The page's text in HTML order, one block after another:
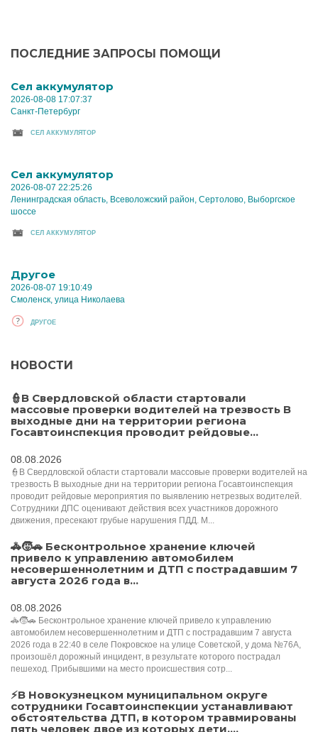
ПОСЛЕДНИЕ ЗАПРОСЫ ПОМОЩИ
Cел аккумулятор
2026-08-08 17:07:37
Санкт-Петербург
CЕЛ АККУМУЛЯТОР
Cел аккумулятор
2026-08-07 22:25:26
Ленинградская область, Всеволожский район, Сертолово, Выборгское
шоссе
CЕЛ АККУМУЛЯТОР
Другое
2026-08-07 19:10:49
Смоленск, улица Николаева
ДРУГОЕ
НОВОСТИ
👮В Свердловской области стартовали
массовые проверки водителей на трезвость В
выходные дни на территории региона
Госавтоинспекция проводит рейдовые...
08.08.2026
👮В Свердловской области стартовали массовые проверки водителей на
трезвость В выходные дни на территории региона Госавтоинспекция
проводит рейдовые мероприятия по выявлению нетрезвых водителей.
Сотрудники ДПС оценивают действия всех участников дорожного
движения, пресекают грубые нарушения ПДД. М...
🚓🧒🚗 Бесконтрольное хранение ключей
привело к управлению автомобилем
несовершеннолетним и ДТП с пострадавшим 7
августа 2026 года в...
08.08.2026
🚓🧒🚗 Бесконтрольное хранение ключей привело к управлению
автомобилем несовершеннолетним и ДТП с пострадавшим 7 августа
2026 года в 22:40 в селе Покровское на улице Советской, у дома №76А,
произошёл дорожный инцидент, в результате которого пострадал
пешеход. Прибывшими на место происшествия сотр...
⚡️В Новокузнецком муниципальном округе
сотрудники Госавтоинспекции устанавливают
обстоятельства ДТП, в котором травмированы
пять человек двое из которых дети....